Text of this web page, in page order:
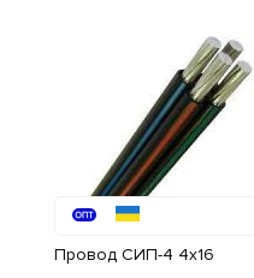
Провод СИП-4 4x16